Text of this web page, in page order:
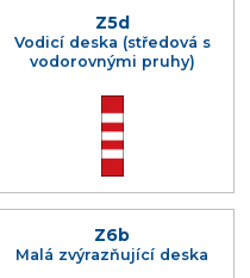
Z5d
Vodicí deska (středová s
vodorovnými pruhy)
Z6b
Malá zvýrazňující deska